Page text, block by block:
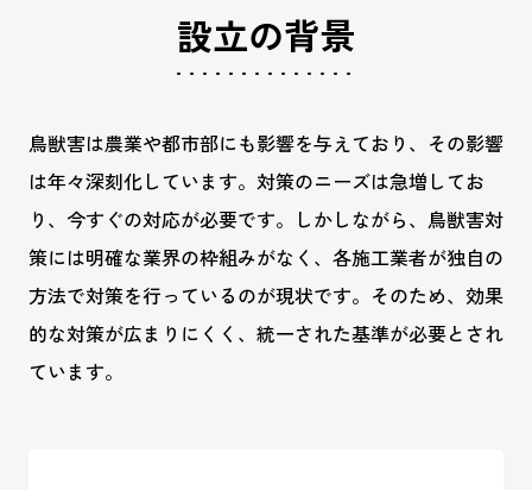
設立の背景
鳥獣害は農業や都市部にも影響を与えており、その影響
は年々深刻化しています。対策のニーズは急増してお
り、今すぐの対応が必要です。しかしながら、鳥獣害対
策には明確な業界の枠組みがなく、各施工業者が独自の
方法で対策を行っているのが現状です。そのため、効果
的な対策が広まりにくく、統一された基準が必要とされ
ています。